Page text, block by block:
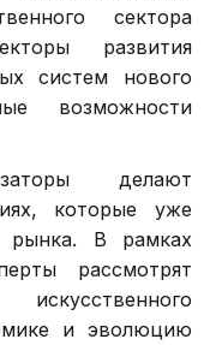
сектора
развития
систем нового
возможности
делают
которые уже
рынка. В рамках
рассмотрят
и эволюцию